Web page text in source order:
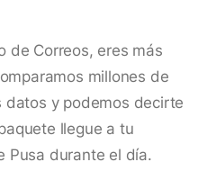
de Correos, eres más
millones de
datos y podemos decirte
llegue a tu
Pusa durante el día.